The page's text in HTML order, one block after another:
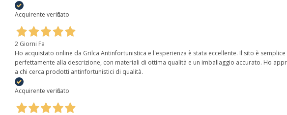
Acquirente verificato
2 Giorni Fa
Ho acquistato online da Grilca Antinfortunistica e l'esperienza è stata eccellente. Il sito è
perfettamente alla descrizione, con materiali di ottima qualità e un imballaggio accurato. Ho
a chi cerca prodotti antinfortunistici di qualità.
Acquirente verificato